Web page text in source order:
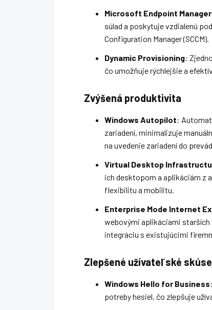
Microsoft Endpoint Manager
súlad a poskytuje vzdialenú
Configuration Manager (SCCM).
Dynamic Provisioning:
čo umožňuje rýchlejšie a
Zvýšená produktivita
Windows Autopilot:
zariadení, minimalizuje
na uvedenie zariadení do
Virtual Desktop
ich desktopom a aplikáciám z
flexibilitu a mobilitu.
Enterprise Mode Internet
webovými aplikáciami
integráciu s existujúcimi
Zlepšené užívateľské
Windows Hello for Business
potreby hesiel, čo zlepšuje